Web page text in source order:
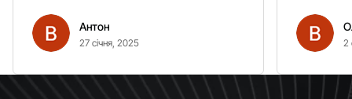
вітром. Гарно кріпиться.
Рекомендую однозначно!
Антон
27 січня, 2025 2